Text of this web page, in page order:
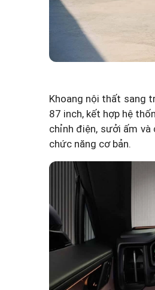
Khoang nội thất sang
87 inch, kết hợp hệ
chỉnh điện, sưởi ấm
chức năng cơ bản.